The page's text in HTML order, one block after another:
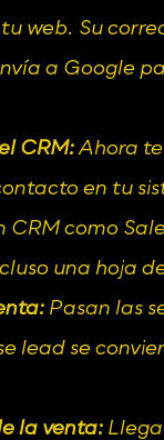
web. Su
a Google
CRM: Ahora
en tu
CRM como
una hoja
Pasan las
lead se
la venta: